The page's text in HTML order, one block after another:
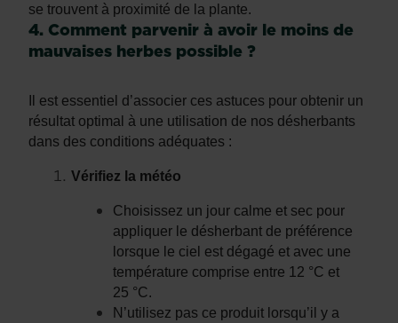
se trouvent à proximité de la plante.
4. Comment parvenir à avoir le moins de
mauvaises herbes possible ?
Il est essentiel d’associer ces astuces pour obtenir un
résultat optimal à une utilisation de nos désherbants
dans des conditions adéquates :
Vérifiez la météo
Choisissez un jour calme et sec pour
appliquer le désherbant de préférence
lorsque le ciel est dégagé et avec une
température comprise entre 12 °C et
25 °C.
N’utilisez pas ce produit lorsqu’il y a